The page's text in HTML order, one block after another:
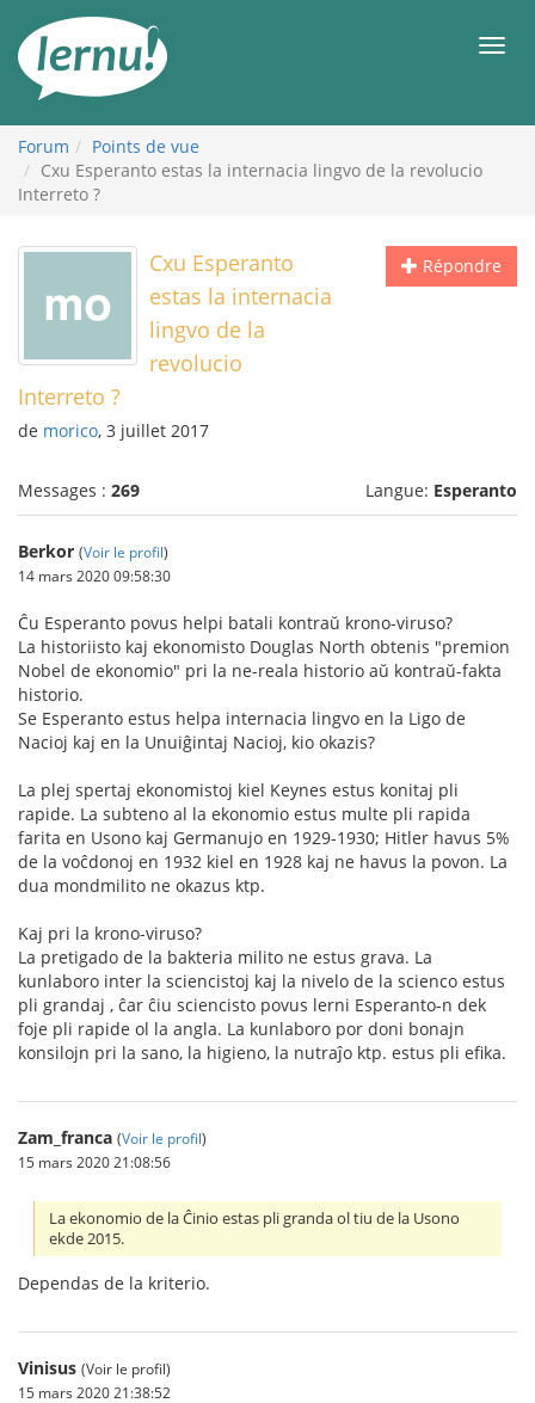
contenu
Forum
Points de vue
Cxu Esperanto estas la internacia lingvo de la revolucio
Interreto ?
Répondre
Cxu Esperanto
estas la internacia
lingvo de la
revolucio
Interreto ?
de morico, 3 juillet 2017
Messages : 269 Langue: Esperanto
Berkor (Voir le profil)
14 mars 2020 09:58:30
Ĉu Esperanto povus helpi batali kontraŭ krono-viruso?
La historiisto kaj ekonomisto Douglas North obtenis "premion
Nobel de ekonomio" pri la ne-reala historio aŭ kontraŭ-fakta
historio.
Se Esperanto estus helpa internacia lingvo en la Ligo de
Nacioj kaj en la Unuiĝintaj Nacioj, kio okazis?
La plej spertaj ekonomistoj kiel Keynes estus konitaj pli
rapide. La subteno al la ekonomio estus multe pli rapida
farita en Usono kaj Germanujo en 1929-1930; Hitler havus 5%
de la voĉdonoj en 1932 kiel en 1928 kaj ne havus la povon. La
dua mondmilito ne okazus ktp.
Kaj pri la krono-viruso?
La pretigado de la bakteria milito ne estus grava. La
kunlaboro inter la sciencistoj kaj la nivelo de la scienco estus
pli grandaj , ĉar ĉiu sciencisto povus lerni Esperanto-n dek
foje pli rapide ol la angla. La kunlaboro por doni bonajn
konsilojn pri la sano, la higieno, la nutraĵo ktp. estus pli efika.
Zam_franca (Voir le profil)
15 mars 2020 21:08:56
La ekonomio de la Ĉinio estas pli granda ol tiu de la Usono
ekde 2015.
Dependas de la kriterio.
Vinisus (Voir le profil)
15 mars 2020 21:38:52